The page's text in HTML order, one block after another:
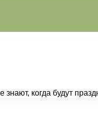
когда будут